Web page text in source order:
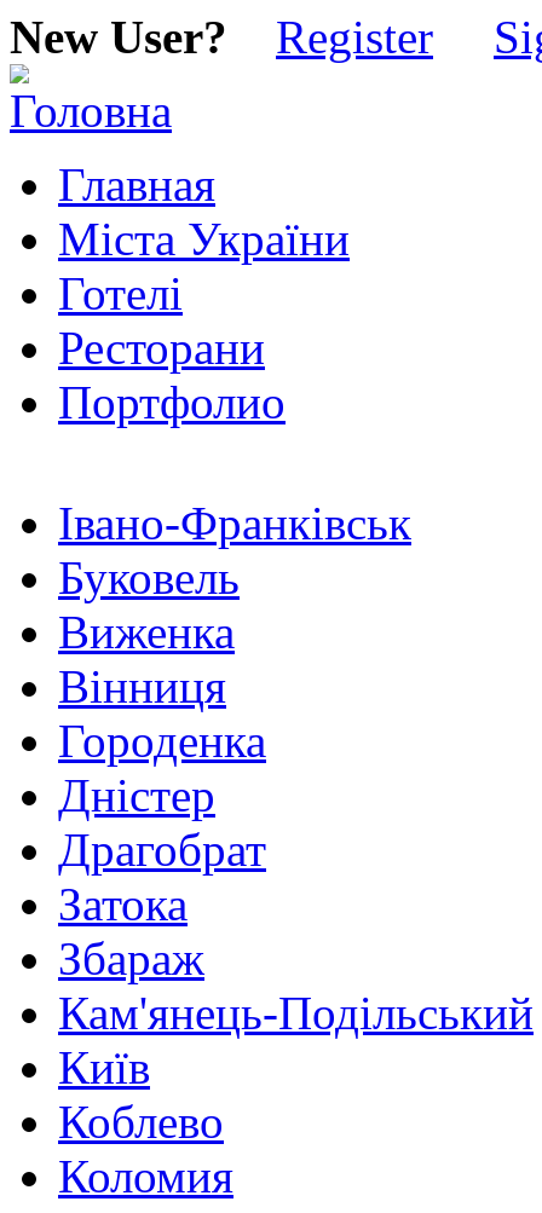
New User? Register
Главная
Міста України
Готелі
Ресторани
Портфолио
Івано-Франківськ
Буковель
Виженка
Вінниця
Городенка
Дністер
Драгобрат
Затока
Збараж
Кам'янець-Подільський
Київ
Коблево
Коломия